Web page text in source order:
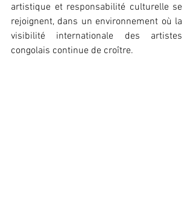
artistique et responsabilité culturelle se
rejoignent, dans un environnement où la
visibilité internationale des artistes
congolais continue de croître.